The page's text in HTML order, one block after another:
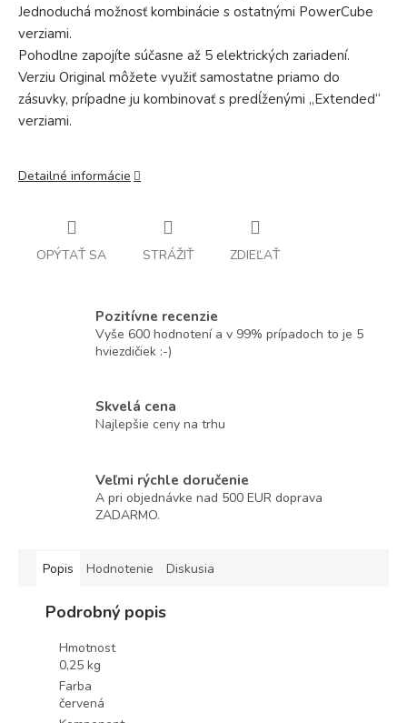
Jednoduchá možnosť kombinácie s ostatnými PowerCube
verziami.
Pohodlne zapojíte súčasne až 5 elektrických zariadení.
Verziu Original môžete využiť samostatne priamo do
zásuvky, prípadne ju kombinovať s predĺženými „Extended“
verziami.
Detailné informácie
OPÝTAŤ SA STRÁŽIŤ ZDIEĽAŤ
Pozitívne recenzie
Vyše 600 hodnotení a v 99% prípadoch to je 5
hviezdičiek :-)
Skvelá cena
Najlepšie ceny na trhu
Veľmi rýchle doručenie
A pri objednávke nad 500 EUR doprava
ZADARMO.
Popis Hodnotenie Diskusia
Podrobný popis
Hmotnost
0,25 kg
Farba
červená